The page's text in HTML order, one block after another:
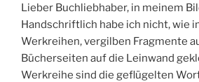
Lieber Buchliebhaber, in meinem
Handschriftlich habe ich nicht, wie
Werkreihen, vergilben Fragmente
Bücherseiten auf die Leinwand
Werkreihe sind die geflügelten